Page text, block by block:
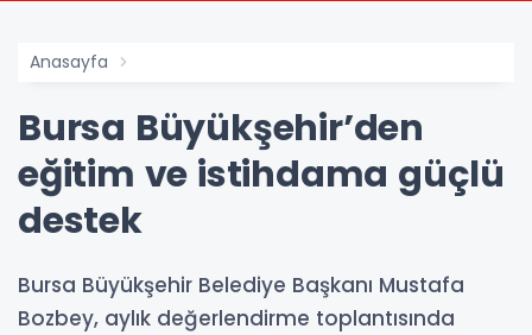
Anasayfa
Bursa Büyükşehir’den
eğitim ve istihdama güçlü
destek
Bursa Büyükşehir Belediye Başkanı Mustafa
Bozbey, aylık değerlendirme toplantısında